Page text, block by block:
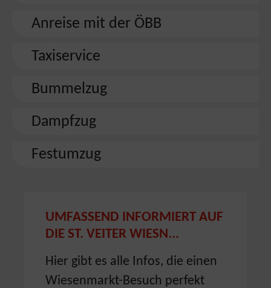
Anreise mit der ÖBB
Taxiservice
Bummelzug
Dampfzug
Festumzug
UMFASSEND INFORMIERT AUF
DIE ST. VEITER WIESN...
Hier gibt es alle Infos, die einen
Wiesenmarkt-Besuch perfekt